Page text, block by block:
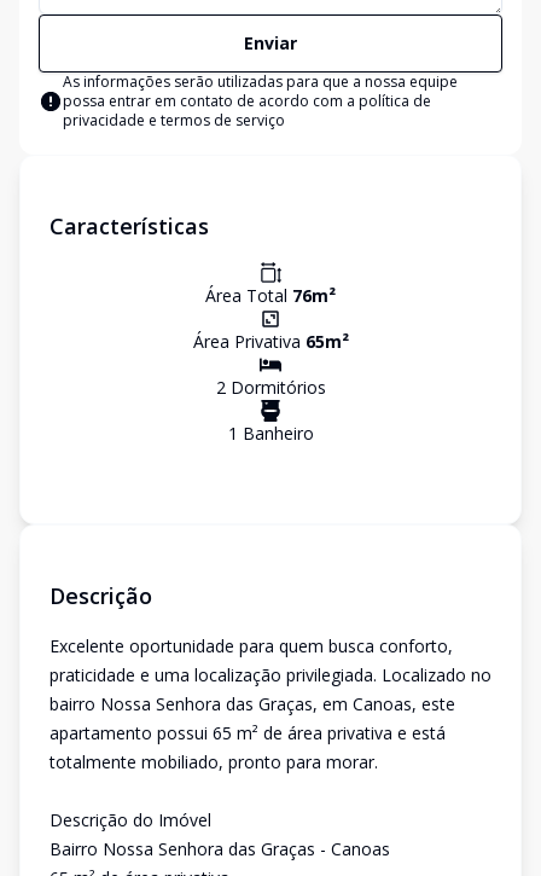
Enviar
As informações serão utilizadas para que a nossa equipe
possa entrar em contato de acordo com a política de
privacidade e termos de serviço
Características
Área Total 76m²
Área Privativa 65m²
2Dormitórios
1 Banheiro
Descrição
Excelente oportunidade para quem busca conforto,
praticidade e uma localização privilegiada. Localizado no
bairro Nossa Senhora das Graças, em Canoas, este
apartamento possui 65 m² de área privativa e está
totalmente mobiliado, pronto para morar.
Descrição do Imóvel
Bairro Nossa Senhora das Graças - Canoas